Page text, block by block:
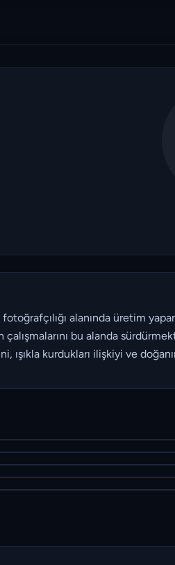
alanında üretim
çalışmalarını bu alanda
ışıkla kurdukları ilişkiyi ve